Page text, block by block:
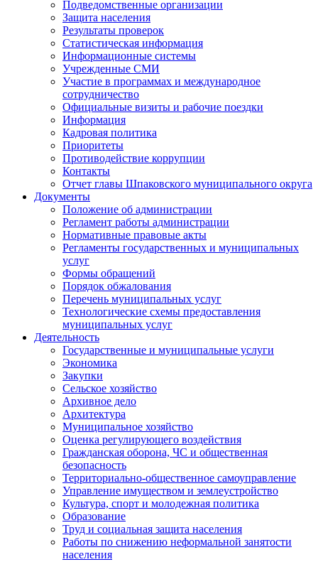
Подведомственные организации
Защита населения
Результаты проверок
Статистическая информация
Информационные системы
Учрежденные СМИ
Участие в программах и международное
сотрудничество
Официальные визиты и рабочие поездки
Информация
Кадровая политика
Приоритеты
Противодействие коррупции
Контакты
Отчет главы Шпаковского муниципального округа
Документы
Положение об администрации
Регламент работы администрации
Нормативные правовые акты
Регламенты государственных и муниципальных
услуг
Формы обращений
Порядок обжалования
Перечень муниципальных услуг
Технологические схемы предоставления
муниципальных услуг
Деятельность
Государственные и муниципальные услуги
Экономика
Закупки
Сельское хозяйство
Архивное дело
Архитектура
Муниципальное хозяйство
Оценка регулирующего воздействия
Гражданская оборона, ЧС и общественная
безопасность
Территориально-общественное самоуправление
Управление имуществом и землеустройство
Культура, спорт и молодежная политика
Образование
Труд и социальная защита населения
Работы по снижению неформальной занятости
населения